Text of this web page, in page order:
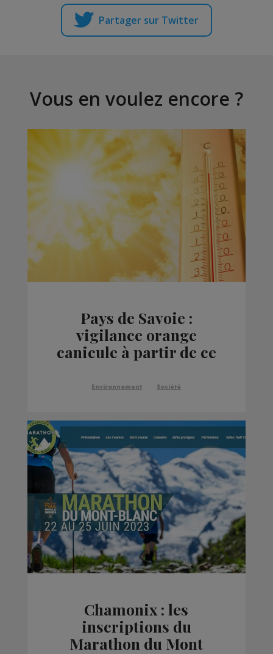
Partager sur Twitter
Vous en voulez encore ?
Pays de Savoie :
vigilance orange
canicule à partir de ce
Environnement Société
Chamonix : les
inscriptions du
Marathon du Mont